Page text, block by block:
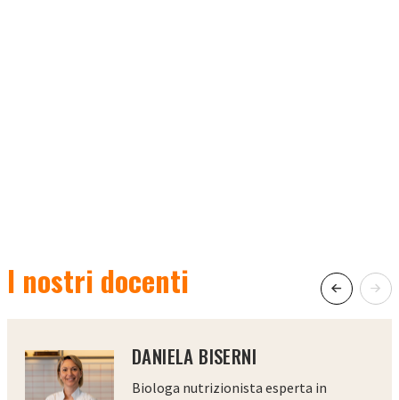
I nostri docenti
DANIELA BISERNI
Biologa nutrizionista esperta in